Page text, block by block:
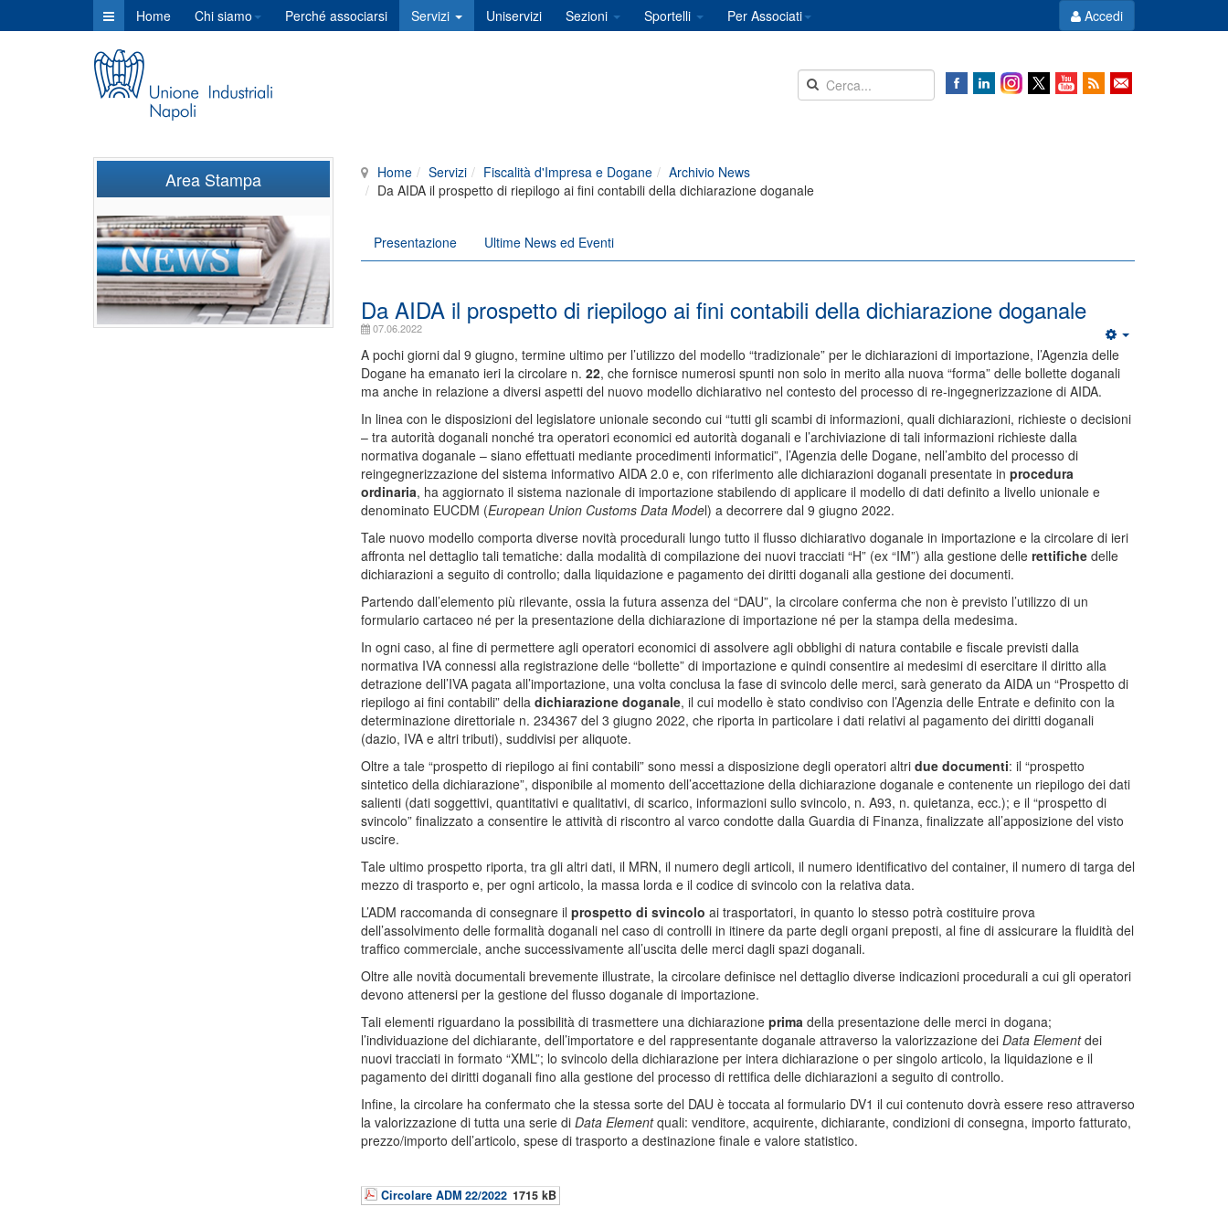
Home Chi siamo Perché associarsi Servizi Uniservizi Sezioni Sportelli Per Associati Accedi
Home Servizi Fiscalità d'Impresa e Dogane
Archivio News
Da AIDA il prospetto di riepilogo ai fini contabili della dichiarazione doganale
Presentazione Ultime News ed Eventi
Da AIDA il prospetto di riepilogo ai fini contabili della dichiarazione doganale
07.06.2022
A pochi giorni dal 9 giugno, termine ultimo per l’utilizzo del modello “tradizionale” per le dichiarazioni di importazione, l’Agenzia delle
Dogane ha emanato ieri la circolare n. 22, che fornisce numerosi spunti non solo in merito alla nuova “forma” delle bollette doganali
ma anche in relazione a diversi aspetti del nuovo modello dichiarativo nel contesto del processo di re-ingegnerizzazione di AIDA.
In linea con le disposizioni del legislatore unionale secondo cui “tutti gli scambi di informazioni, quali dichiarazioni, richieste o decisioni
– tra autorità doganali nonché tra operatori economici ed autorità doganali e l’archiviazione di tali informazioni richieste dalla
normativa doganale – siano effettuati mediante procedimenti informatici”, l’Agenzia delle Dogane, nell’ambito del processo di
reingegnerizzazione del sistema informativo AIDA 2.0 e, con riferimento alle dichiarazioni doganali presentate in procedura
ordinaria, ha aggiornato il sistema nazionale di importazione stabilendo di applicare il modello di dati definito a livello unionale e
denominato EUCDM (European Union Customs Data Model) a decorrere dal 9 giugno 2022.
Tale nuovo modello comporta diverse novità procedurali lungo tutto il flusso dichiarativo doganale in importazione e la circolare di ieri
affronta nel dettaglio tali tematiche: dalla modalità di compilazione dei nuovi tracciati “H” (ex “IM”) alla gestione delle rettifichedelle
dichiarazioni a seguito di controllo; dalla liquidazione e pagamento dei diritti doganali alla gestione dei documenti.
Partendo dall’elemento più rilevante, ossia la futura assenza del “DAU”, la circolare conferma che non è previsto l’utilizzo di un
formulario cartaceo né per la presentazione della dichiarazione di importazione né per la stampa della medesima.
In ogni caso, al fine di permettere agli operatori economici di assolvere agli obblighi di natura contabile e fiscale previsti dalla
normativa IVA connessi alla registrazione delle “bollette” di importazione e quindi consentire ai medesimi di esercitare il diritto alla
detrazione dell’IVA pagata all’importazione, una volta conclusa la fase di svincolo delle merci, sarà generato da AIDA un “Prospetto di
riepilogo ai fini contabili” della dichiarazione doganale, il cui modello è stato condiviso con l’Agenzia delle Entrate e definito con la
determinazione direttoriale n. 234367 del 3 giugno 2022, che riporta in particolare i dati relativi al pagamento dei diritti doganali
(dazio, IVA e altri tributi), suddivisi per aliquote.
Oltre a tale “prospetto di riepilogo ai fini contabili” sono messi a disposizione degli operatori altri due documenti: il “prospetto
sintetico della dichiarazione”, disponibile al momento dell’accettazione della dichiarazione doganale e contenente un riepilogo dei dati
salienti (dati soggettivi, quantitativi e qualitativi, di scarico, informazioni sullo svincolo, n. A93, n. quietanza, ecc.); e il “prospetto di
svincolo” finalizzato a consentire le attività di riscontro al varco condotte dalla Guardia di Finanza, finalizzate all’apposizione del visto
uscire.
Tale ultimo prospetto riporta, tra gli altri dati, il MRN, il numero degli articoli, il numero identificativo del container, il numero di targa del
mezzo di trasporto e, per ogni articolo, la massa lorda e il codice di svincolo con la relativa data.
L’ADM raccomanda di consegnare il prospetto di svincolo ai trasportatori, in quanto lo stesso potrà costituire prova
dell’assolvimento delle formalità doganali nel caso di controlli in itinere da parte degli organi preposti, al fine di assicurare la fluidità del
traffico commerciale, anche successivamente all’uscita delle merci dagli spazi doganali.
Oltre alle novità documentali brevemente illustrate, la circolare definisce nel dettaglio diverse indicazioni procedurali a cui gli operatori
devono attenersi per la gestione del flusso doganale di importazione.
Tali elementi riguardano la possibilità di trasmettere una dichiarazione primadella presentazione delle merci in dogana;
l’individuazione del dichiarante, dell’importatore e del rappresentante doganale attraverso la valorizzazione dei Data Elementdei
nuovi tracciati in formato “XML”; lo svincolo della dichiarazione per intera dichiarazione o per singolo articolo, la liquidazione e il
pagamento dei diritti doganali fino alla gestione del processo di rettifica delle dichiarazioni a seguito di controllo.
Infine, la circolare ha confermato che la stessa sorte del DAU è toccata al formulario DV1 il cui contenuto dovrà essere reso attraverso
la valorizzazione di tutta una serie di Data Elementquali: venditore, acquirente, dichiarante, condizioni di consegna, importo fatturato,
prezzo/importo dell’articolo, spese di trasporto a destinazione finale e valore statistico.
Circolare ADM 22/2022 1715 kB
Area Stampa